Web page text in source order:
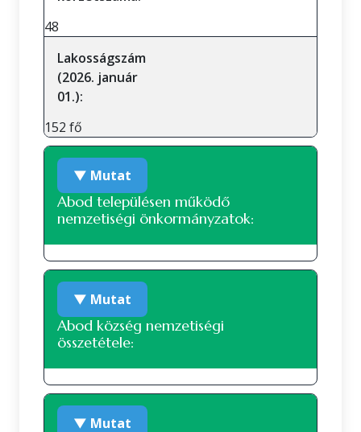
48
Lakosságszám
(2026. január
01.):
152 fő
▼ Mutat
Abod településen működő
nemzetiségi önkormányzatok:
Ruszin nemzetiségi önkormányzat
▼ Mutat
Abod község nemzetiségi
összetétele:
Nemzetiségi összetétel a 2022-es
népszámlálás alapján
▼ Mutat